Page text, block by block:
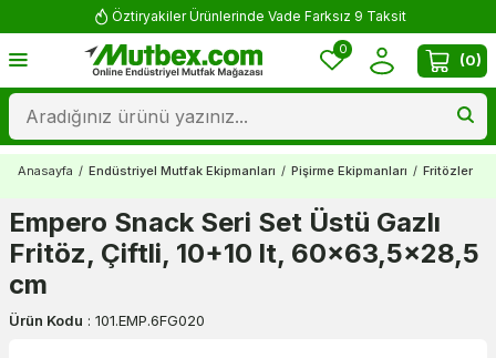
Öztiryakiler Ürünlerinde Vade Farksız 9 Taksit
0
(0)
Anasayfa / Endüstriyel Mutfak Ekipmanları / Pişirme Ekipmanları / Fritözler
Empero Snack Seri Set Üstü Gazlı
Fritöz, Çiftli, 10+10 lt, 60x63,5x28,5
cm
Ürün Kodu : 101.EMP.6FG020